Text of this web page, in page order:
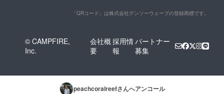
「QRコード」は株式会社デンソーウェーブの登録商標です。
© CAMPFIRE,
Inc.
会社概
要
採用情
報
パートナー
募集
peachcoralreefさんへアンコール